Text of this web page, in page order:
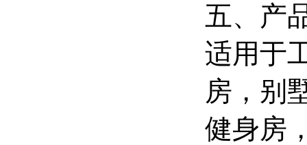
五、产
适用于
房 ， 别
健身房